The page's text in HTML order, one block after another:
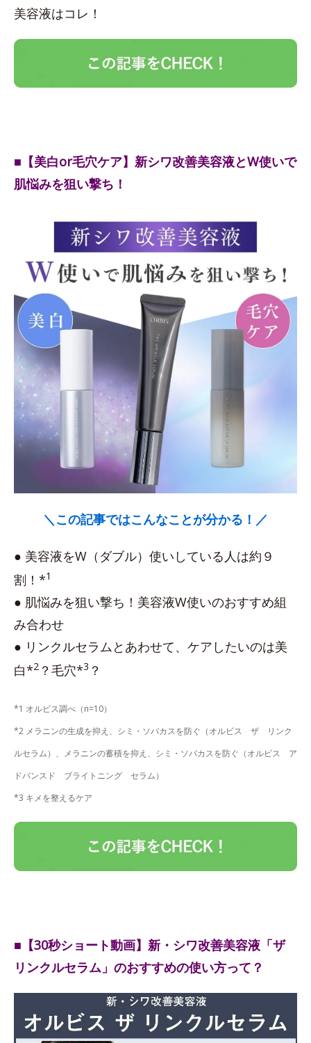
美容液はコレ！
■【美白or毛穴ケア】新シワ改善美容液とW使いで
肌悩みを狙い撃ち！
＼この記事ではこんなことが分かる！／
● 美容液をW（ダブル）使いしている人は約９
割！*1
● 肌悩みを狙い撃ち！美容液W使いのおすすめ組
み合わせ
● リンクルセラムとあわせて、ケアしたいのは美
白*2 ？毛穴*3 ？
*1 オルビス調べ（n=10）
*2 メラニンの生成を抑え、シミ・ソバカスを防ぐ（オルビス ザ リンク
ルセラム）、メラニンの蓄積を抑え、シミ・ソバカスを防ぐ（オルビス ア
ドバンスド ブライトニング セラム）
*3 キメを整えるケア
■【30秒ショート動画】新・シワ改善美容液「ザ
リンクルセラム」のおすすめの使い方って？